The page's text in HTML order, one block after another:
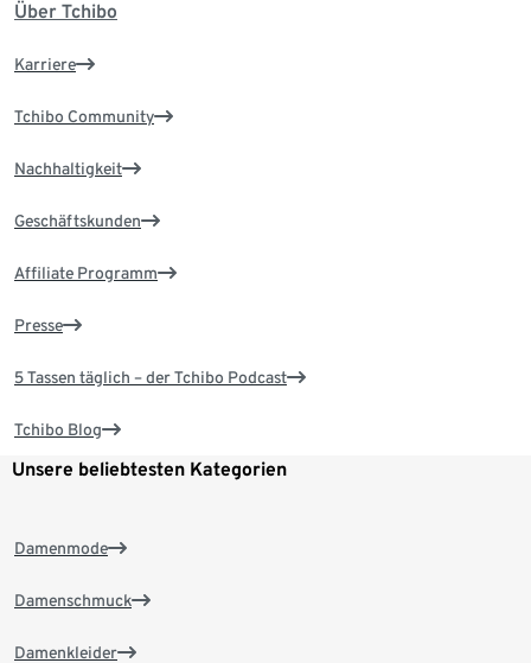
Über Tchibo
Karriere
Tchibo Community
Nachhaltigkeit
Geschäftskunden
Affiliate Programm
Presse
5 Tassen täglich – der Tchibo Podcast
Tchibo Blog
Unsere beliebtesten Kategorien
Damenmode
Damenschmuck
Damenkleider